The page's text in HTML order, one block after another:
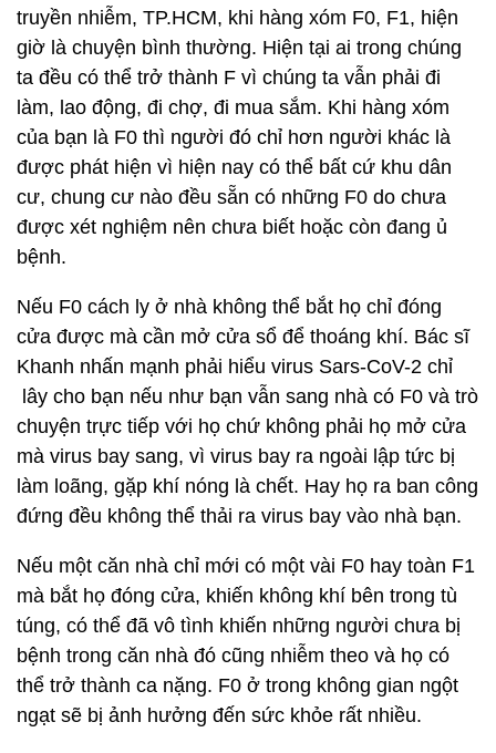
truyền nhiễm, TP.HCM, khi hàng xóm F0, F1, hiện
giờ là chuyện bình thường. Hiện tại ai trong chúng
ta đều có thể trở thành F vì chúng ta vẫn phải đi
làm, lao động, đi chợ, đi mua sắm. Khi hàng xóm
của bạn là F0 thì người đó chỉ hơn người khác là
được phát hiện vì hiện nay có thể bất cứ khu dân
cư, chung cư nào đều sẵn có những F0 do chưa
được xét nghiệm nên chưa biết hoặc còn đang ủ
bệnh.
Nếu F0 cách ly ở nhà không thể bắt họ chỉ đóng
cửa được mà cần mở cửa sổ để thoáng khí. Bác sĩ
Khanh nhấn mạnh phải hiểu virus Sars-CoV-2 chỉ
lây cho bạn nếu như bạn vẫn sang nhà có F0 và trò
chuyện trực tiếp với họ chứ không phải họ mở cửa
mà virus bay sang, vì virus bay ra ngoài lập tức bị
làm loãng, gặp khí nóng là chết. Hay họ ra ban công
đứng đều không thể thải ra virus bay vào nhà bạn.
Nếu một căn nhà chỉ mới có một vài F0 hay toàn F1
mà bắt họ đóng cửa, khiến không khí bên trong tù
túng, có thể đã vô tình khiến những người chưa bị
bệnh trong căn nhà đó cũng nhiễm theo và họ có
thể trở thành ca nặng. F0 ở trong không gian ngột
ngạt sẽ bị ảnh hưởng đến sức khỏe rất nhiều.